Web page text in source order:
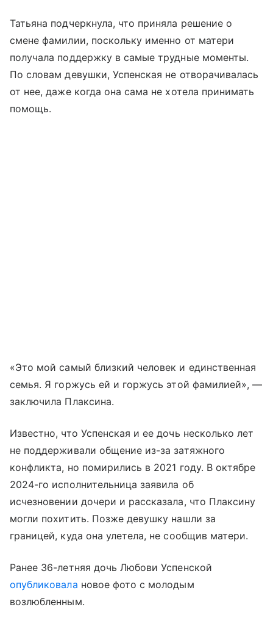
Татьяна подчеркнула, что приняла решение о
смене фамилии, поскольку именно от матери
получала поддержку в самые трудные моменты.
По словам девушки, Успенская не отворачивалась
от нее, даже когда она сама не хотела принимать
помощь.
«Это мой самый близкий человек и единственная
семья. Я горжусь ей и горжусь этой фамилией», —
заключила Плаксина.
Известно, что Успенская и ее дочь несколько лет
не поддерживали общение из-за затяжного
конфликта, но помирились в 2021 году. В октябре
2024-го исполнительница заявила об
исчезновении дочери и рассказала, что Плаксину
могли похитить. Позже девушку нашли за
границей, куда она улетела, не сообщив матери.
Ранее 36-летняя дочь Любови Успенской
опубликовала новое фото с молодым
возлюбленным.